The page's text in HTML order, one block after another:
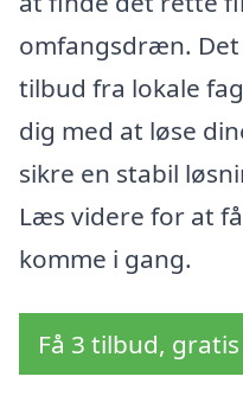
omfangsdræn.
tilbud fra lokale
dig med at løse
sikre en stabil
Læs videre for at
komme i gang.
Få 3 tilbud,